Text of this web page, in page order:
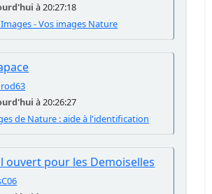
à 20:27:18
- Vos images Nature
à 20:26:27
de Nature : aide à l'identification
ouvert pour les Demoiselles